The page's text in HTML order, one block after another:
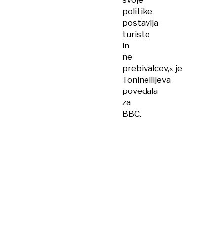
politike
postavlja
turiste
in
ne
prebivalcev,« je
Toninellijeva
povedala
za
BBC.